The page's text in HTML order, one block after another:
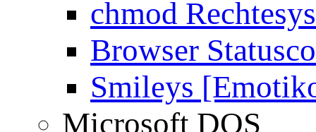
chmod
Browser
Smileys
Microsoft DOS